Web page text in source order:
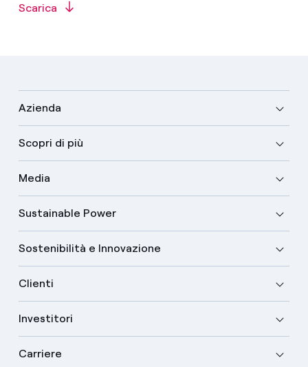
Scarica
Azienda
Scopri di più
Media
Sustainable Power
Sostenibilità e Innovazione
Clienti
Investitori
Carriere